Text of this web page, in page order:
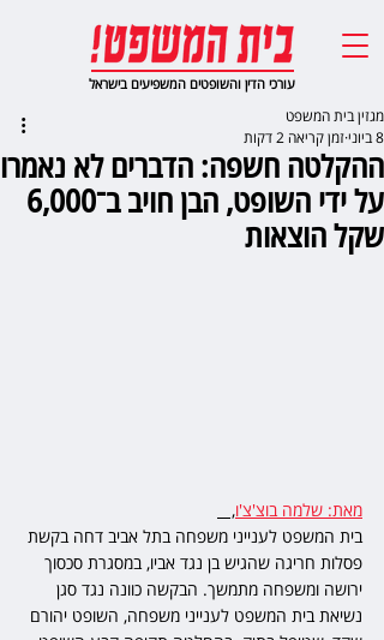
עורכי הדין והשופטים המשפיעים בישראל
ההקלטה חשפה: הדברים לא נאמרו
על ידי השופט, הבן חויב ב־6,000
שקל הוצאות
מגזין בית המשפט
8 ביוני
זמן קריאה 2 דקות
מאת: שלמה בוצ'צ'ו,
בית המשפט לענייני משפחה בתל אביב דחה בקשת
פסלות חריגה שהגיש בן נגד אביו, במסגרת סכסוך
ירושה ומשפחה מתמשך. הבקשה כוונה נגד סגן
נשיאת בית המשפט לענייני משפחה, השופט יהורם